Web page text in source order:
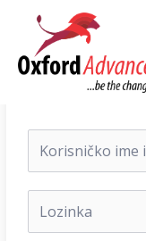
Dobrodošli